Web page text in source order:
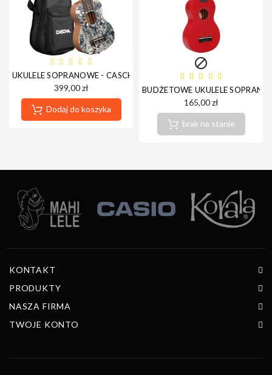
UKULELE SOPRANOWE - CASCHA HH2601 SOPRANO ART SERIES
399,00 zł
Dodaj do koszyka

BUDŻETOWE UKULELE
165,00 zł
brak na stanie
KONTAKT
PRODUKTY
NASZA FIRMA
TWOJE KONTO